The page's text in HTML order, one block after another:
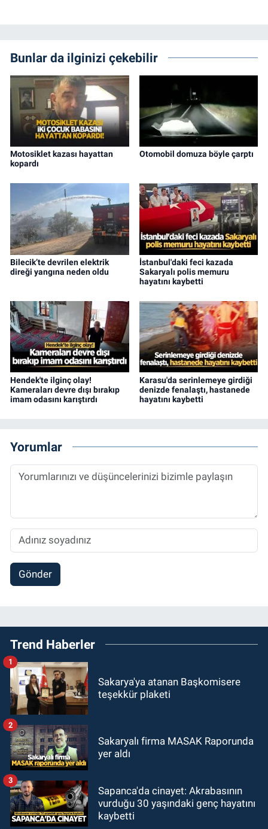
Bunlar da ilginizi çekebilir
Motosiklet kazası hayattan
kopardı
Otomobil domuza böyle çarptı
Bilecik’te devrilen elektrik
direği yangına neden oldu
İstanbul'daki feci kazada
Sakaryalı polis memuru
hayatını kaybetti
Hendek'te ilginç olay!
Kameraları devre dışı bırakıp
imam odasını karıştırdı
Karasu'da serinlemeye girdiği
denizde fenalaştı, hastanede
hayatını kaybetti
Yorumlar
Gönder
Trend Haberler
Sakarya'ya atanan Başkomisere
teşekkür plaketi
1
Sakaryalı firma MASAK Raporunda
yer aldı
2
Sapanca'da cinayet: Akrabasının
vurduğu 30 yaşındaki genç hayatını
kaybetti
3